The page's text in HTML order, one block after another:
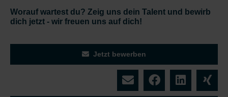
Worauf wartest du? Zeig uns dein Talent und bewirb
dich jetzt - wir freuen uns auf dich!
Jetzt bewerben